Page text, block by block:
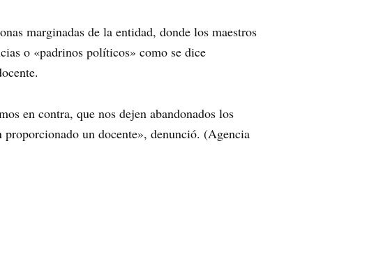
marginadas de la entidad, donde los maestros
o «padrinos políticos» como se dice
en contra, que nos dejen abandonados los
proporcionado un docente», denunció. (Agencia